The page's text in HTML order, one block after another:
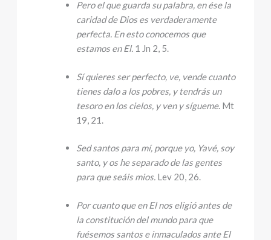
Pero el que guarda su palabra, en ése la
caridad de Dios es verdaderamente
perfecta. En esto conocemos que
estamos en El.1 Jn 2, 5.
Sí quieres ser perfecto, ve, vende cuanto
tienes dalo a los pobres, y tendrás un
tesoro en los cielos, y ven y sígueme. Mt
19, 21.
Sed santos para mí, porque yo, Yavé, soy
santo, y os he separado de las gentes
para que seáis mios.Lev 20, 26.
Por cuanto que en El nos eligió antes de
la constitución del mundo para que
fuésemos santos e inmaculados ante El